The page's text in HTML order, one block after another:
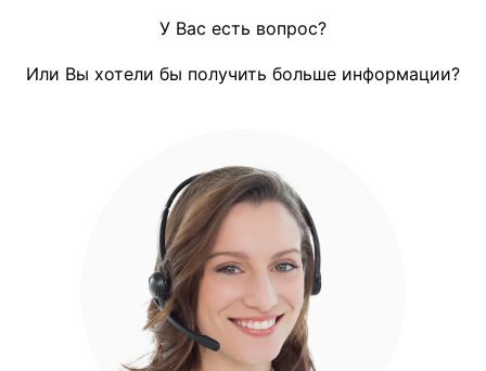
У Вас есть вопрос?
Или Вы хотели бы получить больше информации?